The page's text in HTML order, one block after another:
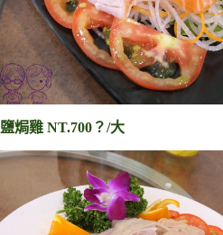
鹽焗雞 NT.700？/大